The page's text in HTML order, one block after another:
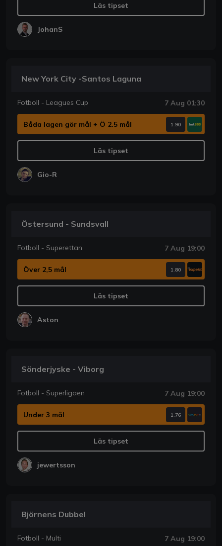
Läs tipset
JohanS
New York City -Santos Laguna
Fotboll - Leagues Cup 7 Aug 01:30
Båda lagen gör mål + Ö 2.5 mål 1.90
Läs tipset
Gio-R
Östersund - Sundsvall
Fotboll - Superettan 7 Aug 19:00
Över 2,5 mål 1.80
Läs tipset
Aston
Sönderjyske - Viborg
Fotboll - Superligaen 7 Aug 19:00
Under 3 mål 1.76
Läs tipset
jewertsson
Björnens Dubbel
Fotboll - Multi 7 Aug 19:00